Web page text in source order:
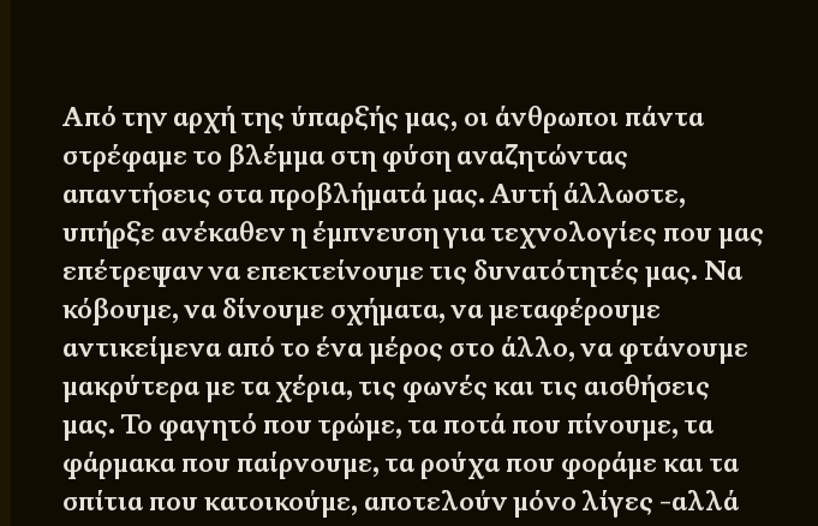
Από την αρχή της ύπαρξής μας, οι άνθρωποι πάντα
στρέφαμε το βλέμμα στη φύση αναζητώντας
απαντήσεις στα προβλήματά μας. Αυτή άλλωστε,
υπήρξε ανέκαθεν η έμπνευση για τεχνολογίες που μας
επέτρεψαν να επεκτείνουμε τις δυνατότητές μας. Να
κόβουμε, να δίνουμε σχήματα, να μεταφέρουμε
αντικείμενα από το ένα μέρος στο άλλο, να φτάνουμε
μακρύτερα με τα χέρια, τις φωνές και τις αισθήσεις
μας. Το φαγητό που τρώμε, τα ποτά που πίνουμε, τα
φάρμακα που παίρνουμε, τα ρούχα που φοράμε και τα
σπίτια που κατοικούμε, αποτελούν μόνο λίγες -αλλά